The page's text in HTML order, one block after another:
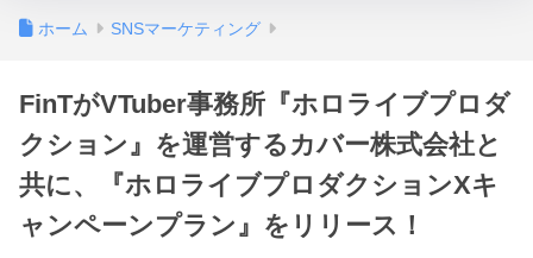
ホーム SNSマーケティング
FinTがVTuber事務所『ホロライブプロダ
クション』を運営するカバー株式会社と
共に、『ホロライブプロダクションXキ
ャンペーンプラン』をリリース！